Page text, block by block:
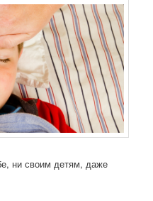
ни своим детям, даже